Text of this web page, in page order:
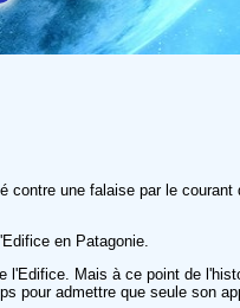
une falaise par le
en Patagonie.
Mais à ce point de
admettre que seule son